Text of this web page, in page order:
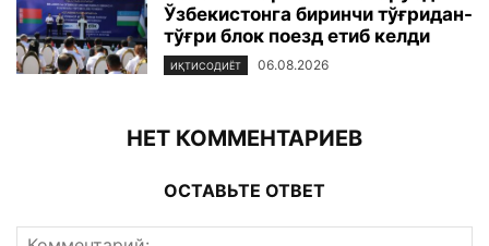
Ўзбекистонга биринчи тўғридан-
тўғри блок поезд етиб келди
ИҚТИСОДИЁТ 06.08.2026
НЕТ КОММЕНТАРИЕВ
ОСТАВЬТЕ ОТВЕТ